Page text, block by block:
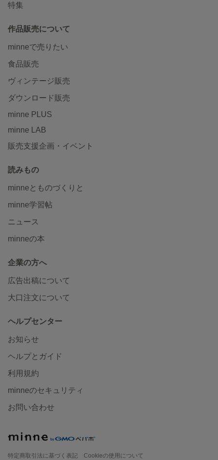
特集
作品販売について
minneで売りたい
食品販売
ヴィンテージ販売
ダウンロード販売
minne PLUS
minne LAB
販売支援企画・イベント
読みもの
minneとものづくりと
minne学習帖
ニュース
minneの本
企業の方へ
広告出稿について
大口注文について
ヘルプセンター
お知らせ
ヘルプとガイド
利用規約
minneのセキュリティ
お問い合わせ
特定商取引法に基づく表記
Cookieの使用について